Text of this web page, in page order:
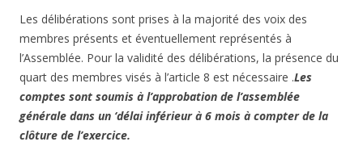
Les délibérations sont prises à la majorité des voix des
membres présents et éventuellement représentés à
l’Assemblée. Pour la validité des délibérations, la présence du
quart des membres visés à l’article 8 est nécessaire .Les
comptes sont soumis à l’approbation de l’assemblée
générale dans un ‘délai inférieur à 6 mois à compter de la
clôture de l’exercice.